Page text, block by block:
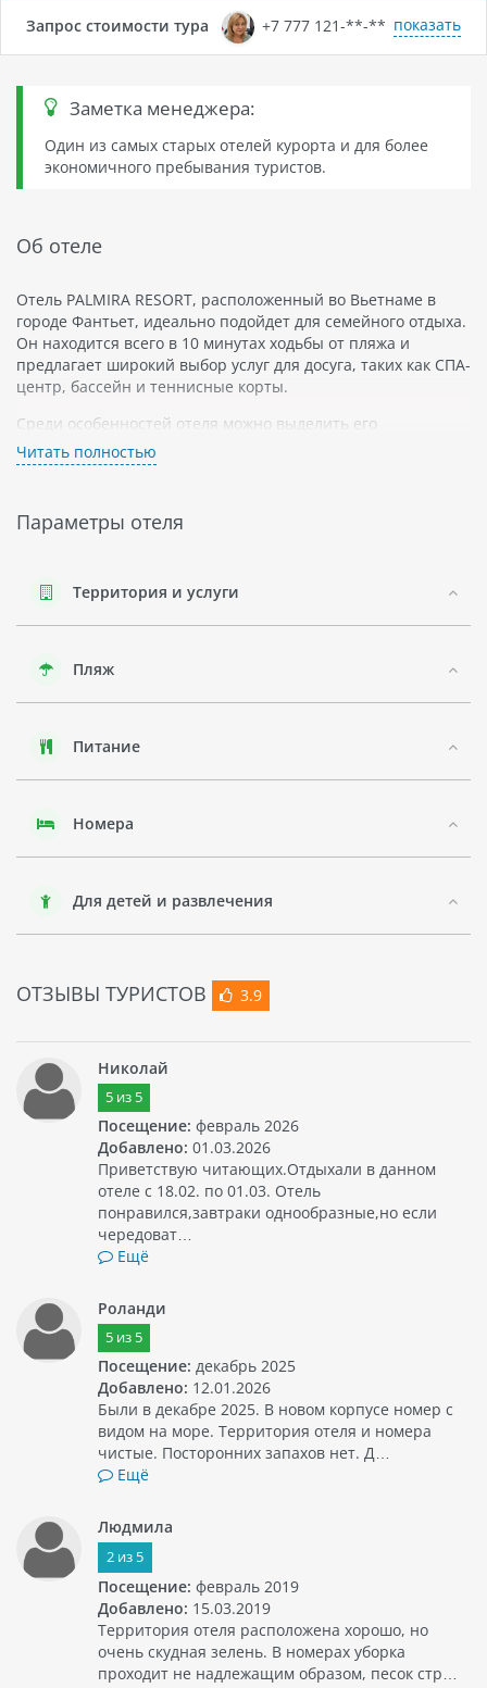
Запрос стоимости тура +7 777 121-**-** показать
Заметка менеджера:
Один из самых старых отелей курорта и для более
экономичного пребывания туристов.
Об отеле
Отель PALMIRA RESORT, расположенный во Вьетнаме в
городе Фантьет, идеально подойдет для семейного отдыха.
Он находится всего в 10 минутах ходьбы от пляжа и
предлагает широкий выбор услуг для досуга, таких как СПА-
центр, бассейн и теннисные корты.
Среди особенностей отеля можно выделить его
прекрасный дизайн - роскошная территория оформлена в
виде лесного парка и обширных тропических садов. В
интерьером: свежий ремонт, мебель из натуральных
материалов и все необходимые удобства.
достопримечательностей: Китайский храм Пак Нам, Башня
кристально прозрачный пляж.
отдыха всей семьей на южном побережье Вьетнама.
Читать полностью
Параметры отеля
Территория и услуги
Пляж
Питание
Номера
Для детей и развлечения
ОТЗЫВЫ ТУРИСТОВ 3.9
Николай
5из 5
Посещение: февраль 2026
Добавлено: 01.03.2026
Приветствую читающих.Отдыхали в данном
отеле с 18.02. по 01.03. Отель
понравился,завтраки однообразные,но если
чередоват…
Ещё
Роланди
5из 5
Посещение: декабрь 2025
Добавлено: 12.01.2026
Были в декабре 2025. В новом корпусе номер с
видом на море. Территория отеля и номера
чистые. Посторонних запахов нет. Д…
Ещё
Людмила
2из 5
Посещение: февраль 2019
Добавлено: 15.03.2019
Территория отеля расположена хорошо, но
очень скудная зелень. В номерах уборка
проходит не надлежащим образом, песок стр…